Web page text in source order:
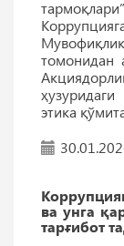
томонидан
этика
ва унга
тарғибот